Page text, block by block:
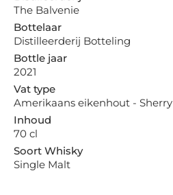
The Balvenie
Bottelaar
Distilleerderij Botteling
Bottle jaar
2021
Vat type
Amerikaans eikenhout - Sherry
Inhoud
70 cl
Soort Whisky
Single Malt